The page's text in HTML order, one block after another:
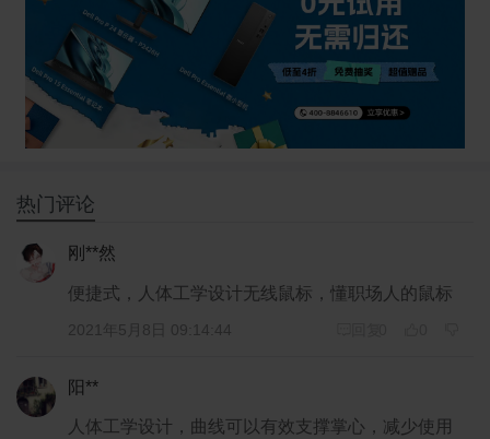
热门评论
刚**然
便捷式，人体工学设计无线鼠标，懂职场人的鼠标
2021年5月8日 09:14:44
阳**
人体工学设计，曲线可以有效支撑掌心，减少使用